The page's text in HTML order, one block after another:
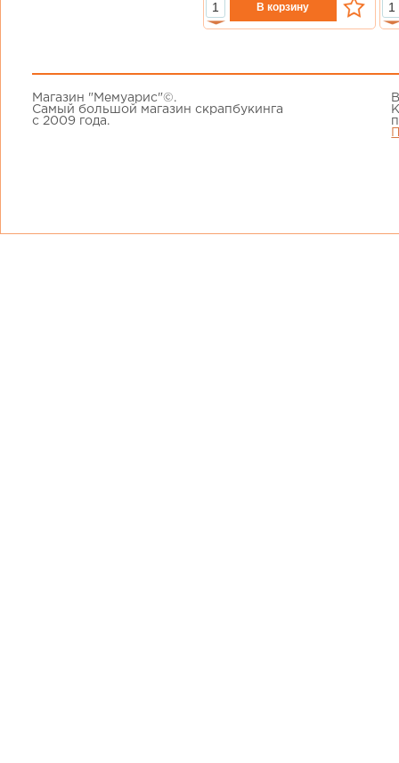
Магазин "Мемуарис"©.
Самый большой магазин скрапбукинга
с 2009 года.